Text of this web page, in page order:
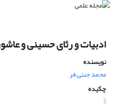
ادبیات و رثای حسینی و
نویسنده
محمد جنتی فر
چکیده